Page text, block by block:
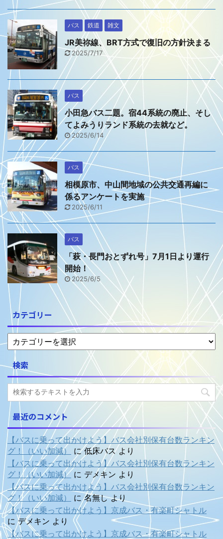
バス 鉄道 雑文
JR美祢線、BRT方式で復旧の方針決まる
2025/7/17
バス
小田急バス二題。宿44系統の廃止、そし
てよみうりランド系統の去就など。
2025/6/14
バス
相模原市、中山間地域の公共交通再編に
係るアンケートを実施
2025/6/11
バス
「萩・長門おとずれ号」7月1日より運行
開始！
2025/6/5
カテゴリー
検索
最近のコメント
【バスに乗って出かけよう】バス会社別保有台数ランキン
グ！（いい加減）
に低床バスより
【バスに乗って出かけよう】バス会社別保有台数ランキン
グ！（いい加減）に デメキン より
【バスに乗って出かけよう】バス会社別保有台数ランキン
グ！（いい加減）
に名無しより
【バスに乗って出かけよう】京成バス・有楽町シャトル
にデメキン より
【バスに乗って出かけよう】京成バス・有楽町シャトル